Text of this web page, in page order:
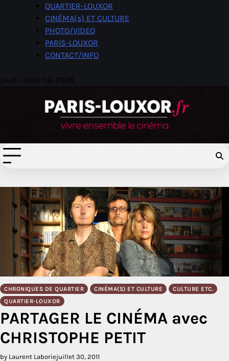
QUARTIER-LOUXOR
CINÉMA(s) ET CULTURE
PHOTO/VIDEO
PARIS-LOUXOR
CONTACT/INFO
jeudi, Août 06, 2026
CHRONIQUES DE QUARTIER CINÉMA(S) ET CULTURE
CULTURE ETC.
QUARTIER-LOUXOR
PARTAGER LE CINÉMA avec
CHRISTOPHE PETIT
by Laurent Laboriejuillet 30, 2011